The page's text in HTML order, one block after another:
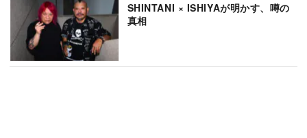
SHINTANI × ISHIYAが明かす、噂の
真相